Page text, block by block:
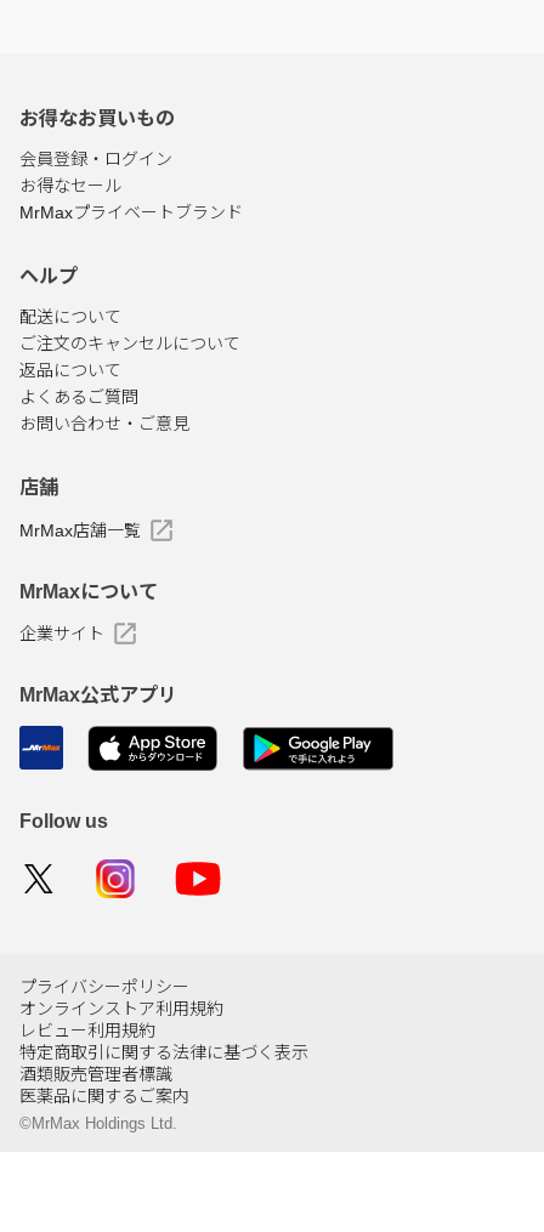
お得なお買いもの
会員登録・ログイン
お得なセール
MrMaxプライベートブランド
ヘルプ
配送について
ご注文のキャンセルについて
返品について
よくあるご質問
お問い合わせ・ご意見
店舗
MrMax店舗一覧
MrMaxについて
企業サイト
MrMax公式アプリ
Follow us
プライバシーポリシー
オンラインストア利用規約
レビュー利用規約
特定商取引に関する法律に基づく表示
酒類販売管理者標識
医薬品に関するご案内
©MrMax Holdings Ltd.